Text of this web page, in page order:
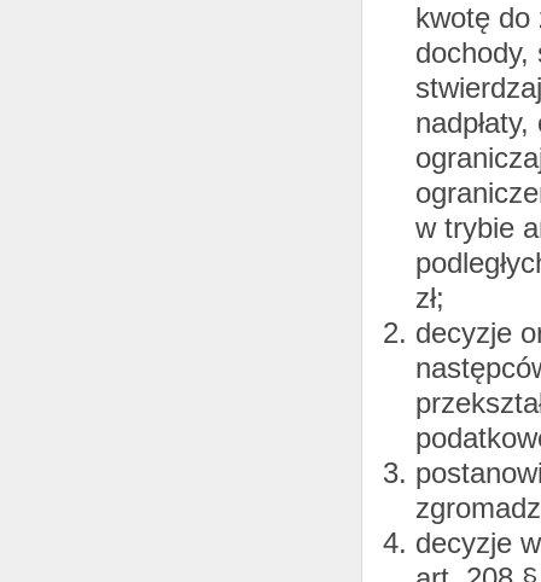
kwotę do
dochody,
w trybie
zł;
decyzje
decyzje